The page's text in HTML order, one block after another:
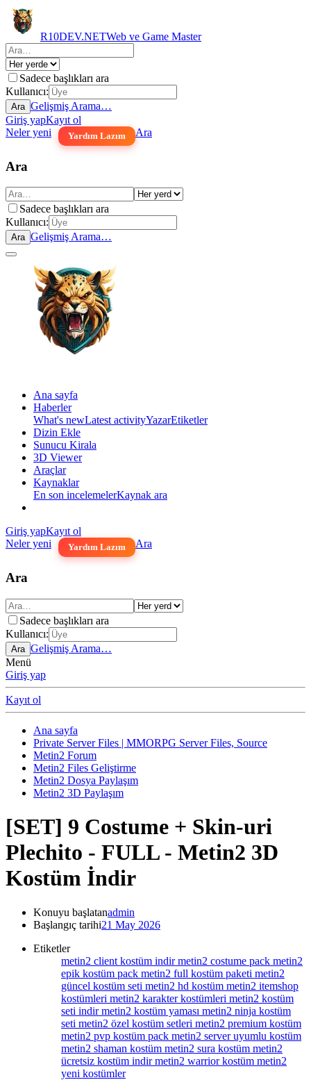
R10DEV.NETWeb ve Game Master
Sadece başlıkları ara
Kullanıcı:
Ara Gelişmiş Arama…
Giriş yapKayıt ol
Neler yeni
Yardım Lazım Ara
Ara
Sadece başlıkları ara
Kullanıcı:
Ara Gelişmiş Arama…
Ana sayfa
Haberler
What's newLatest activityYazarEtiketler
Dizin Ekle
Sunucu Kirala
3D Viewer
Araçlar
Kaynaklar
En son incelemelerKaynak ara
Giriş yapKayıt ol
Neler yeni
Yardım Lazım Ara
Ara
Sadece başlıkları ara
Kullanıcı:
Ara Gelişmiş Arama…
Menü
Giriş yap
Kayıt ol
Ana sayfa
Private Server Files | MMORPG Server Files, Source
Metin2 Forum
Metin2 Files Geliştirme
Metin2 Dosya Paylaşım
Metin2 3D Paylaşım
[SET] 9 Costume + Skin-uri
Plechito - FULL - Metin2 3D
Kostüm İndir
Konuyu başlatanadmin
Başlangıç tarihi21 May 2026
Etiketler
metin2 client kostüm indirmetin2 costume pack metin2
epik kostüm pack metin2 full kostüm paketi metin2
güncel kostüm seti metin2 hd kostüm metin2 itemshop
kostümleri metin2 karakter kostümleri metin2 kostüm
seti indirmetin2 kostüm yaması metin2 ninja kostüm
seti metin2 özel kostüm setleri metin2 premium kostüm
metin2 pvp kostüm pack metin2 server uyumlu kostüm
metin2 shaman kostüm metin2 sura kostüm metin2
ücretsiz kostüm indirmetin2 warrior kostüm metin2
yeni kostümler